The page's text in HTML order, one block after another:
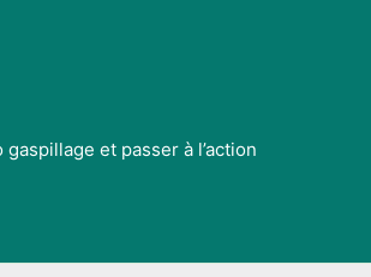
et passer à l’action